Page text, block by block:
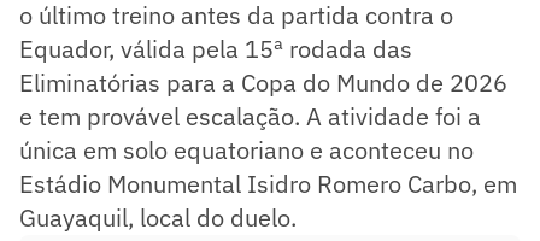
o último treino antes da partida contra o
Equador, válida pela 15ª rodada das
Eliminatórias para a Copa do Mundo de 2026
e tem provável escalação. A atividade foi a
única em solo equatoriano e aconteceu no
Estádio Monumental Isidro Romero Carbo, em
Guayaquil, local do duelo.